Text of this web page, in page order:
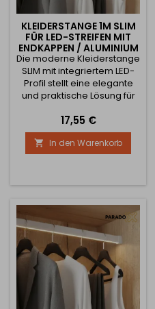
KLEIDERSTANGE 1M SLIM
FÜR LED-STREIFEN MIT
ENDKAPPEN / ALUMINIUM
Die moderne Kleiderstange
SLIM mit integriertem LED-
Profil stellt eine elegante
und praktische Lösung für
Einbauschränke und
Aufbewahrungsräume dar.
Sie kombiniert die Funktion
einer klassischen
Möglichkeit, einen LED-
wodurch ein bequemes
Aufhängen der Kleidung
sowie eine effektive
Beleuchtung...
Preis
17,55 €
 In den Warenkorb